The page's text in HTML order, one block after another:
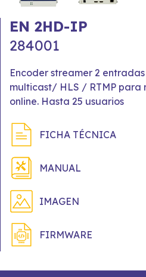
EN 2HD-IP
284001
Encoder streamer 2
multicast/ HLS / RTMP para
online. Hasta 25 usuarios
FICHA TÉCNICA
MANUAL
IMAGEN
FIRMWARE